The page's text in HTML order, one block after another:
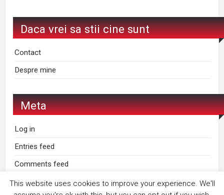
Daca vrei sa stii cine sunt
Contact
Despre mine
Meta
Log in
Entries feed
Comments feed
WordPress.org
This website uses cookies to improve your experience. We'll